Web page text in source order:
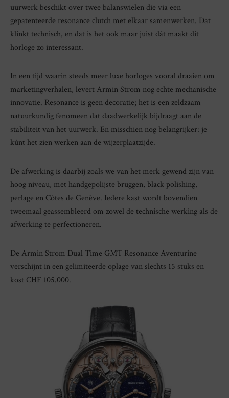
uurwerk beschikt over twee balanswielen die via een
gepatenteerde resonance clutch met elkaar samenwerken. Dat
klinkt technisch, en dat is het ook maar juist dát maakt dit
horloge zo interessant.
In een tijd waarin steeds meer luxe horloges vooral draaien om
marketingverhalen, levert Armin Strom nog echte mechanische
innovatie. Resonance is geen decoratie; het is een zeldzaam
natuurkundig fenomeen dat daadwerkelijk bijdraagt aan de
stabiliteit van het uurwerk. En misschien nog belangrijker: je
kúnt het zien werken aan de wijzerplaatzijde.
De afwerking is daarbij zoals we van het merk gewend zijn van
hoog niveau, met handgepolijste bruggen, black polishing,
perlage en Côtes de Genève. Iedere kast wordt bovendien
tweemaal geassembleerd om zowel de technische werking als de
afwerking te perfectioneren.
De Armin Strom Dual Time GMT Resonance Aventurine
verschijnt in een gelimiteerde oplage van slechts 15 stuks en
kost CHF 105.000.